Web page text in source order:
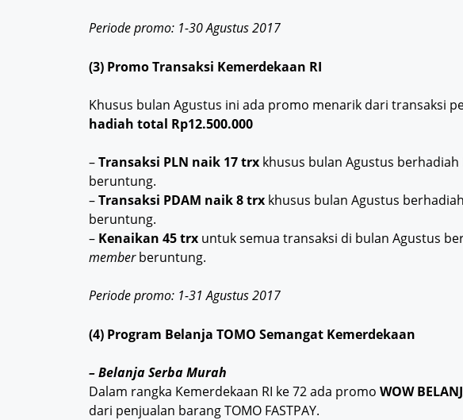
Periode promo: 1-30 Agustus 2017
(3) Promo Transaksi Kemerdekaan RI
Khusus bulan Agustus ini ada promo menarik dari transaksi
hadiah total Rp12.500.000
–Transaksi PLN naik 17 trx khusus bulan Agustus berhadiah
beruntung.
–Transaksi PDAM naik 8 trx khusus bulan Agustus berhadiah
beruntung.
– Kenaikan 45 trx untuk semua transaksi di bulan Agustus
memberberuntung.
Periode promo: 1-31 Agustus 2017
(4) Program Belanja TOMO Semangat Kemerdekaan
– Belanja Serba Murah
Dalam rangka Kemerdekaan RI ke 72 ada promo WOW
dari penjualan barang TOMO FASTPAY.